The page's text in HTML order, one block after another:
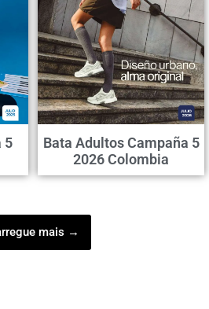
5
Bata Adultos Campaña 5
2026 Colombia
mais →